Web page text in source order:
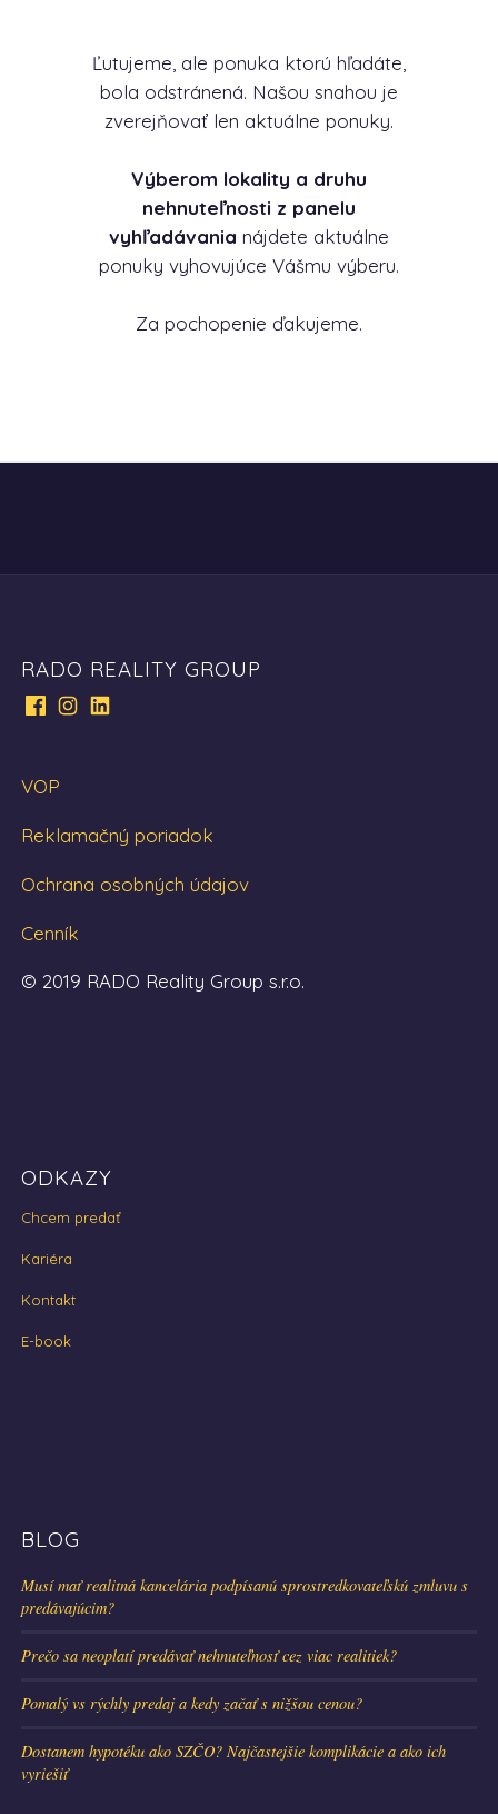
Ľutujeme, ale ponuka ktorú hľadáte,
bola odstránená. Našou snahou je
zverejňovať len aktuálne ponuky.
Výberom lokality a druhu
nehnuteľnosti z panelu
vyhľadávania nájdete aktuálne
ponuky vyhovujúce Vášmu výberu.
Za pochopenie ďakujeme.
RADO REALITY GROUP
VOP
Reklamačný poriadok
Ochrana osobných údajov
Cenník
© 2019 RADO Reality Group s.r.o.
ODKAZY
Chcem predať
Kariéra
Kontakt
E-book
BLOG
Musí mať realitná kancelária podpísanú sprostredkovateľskú zmluvu s
predávajúcim?
Prečo sa neoplatí predávať nehnuteľnosť cez viac realitiek?
Pomalý vs rýchly predaj a kedy začať s nižšou cenou?
Dostanem hypotéku ako SZČO? Najčastejšie komplikácie a ako ich
vyriešiť